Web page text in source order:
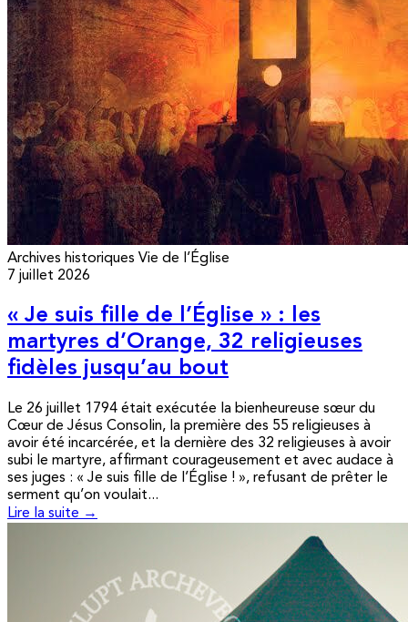
Archives historiques Vie de l’Église
7 juillet 2026
« Je suis fille de l’Église » : les
martyres d’Orange, 32 religieuses
fidèles jusqu’au bout
Le 26 juillet 1794 était exécutée la bienheureuse sœur du
Cœur de Jésus Consolin, la première des 55 religieuses à
avoir été incarcérée, et la dernière des 32 religieuses à avoir
subi le martyre, affirmant courageusement et avec audace à
ses juges : « Je suis fille de l’Église ! », refusant de prêter le
serment qu’on voulait...
Lire la suite →